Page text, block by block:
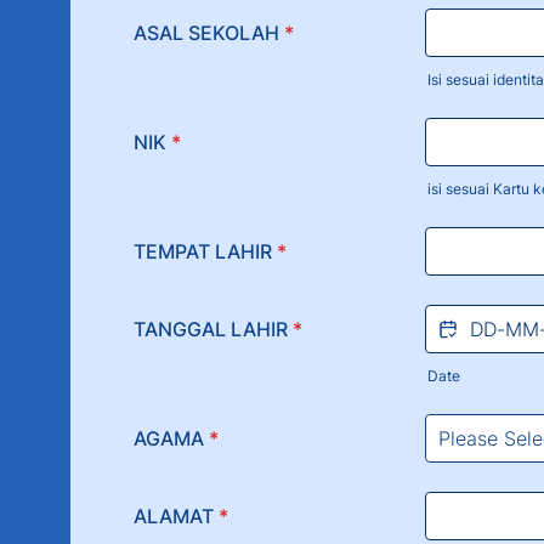
ASAL SEKOLAH *
Isi sesuai
NIK *
isi sesuai Kartu
TEMPAT LAHIR *
TANGGAL LAHIR *
Date
AGAMA *
ALAMAT *